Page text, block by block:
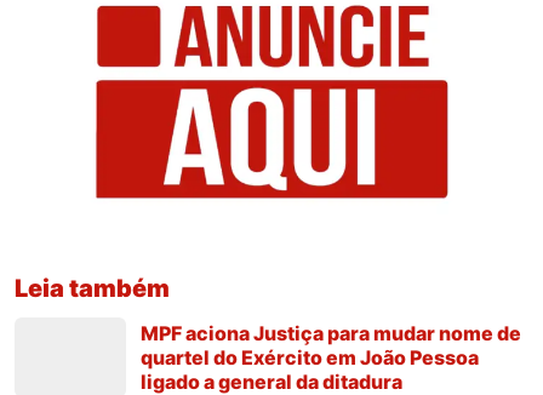
Leia também
MPF aciona Justiça para mudar nome de
quartel do Exército em João Pessoa
ligado a general da ditadura